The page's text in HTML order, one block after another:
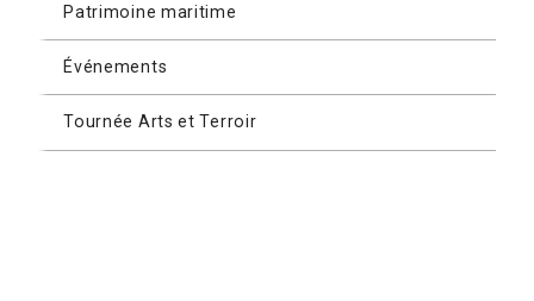
Patrimoine maritime
Événements
Tournée Arts et Terroir